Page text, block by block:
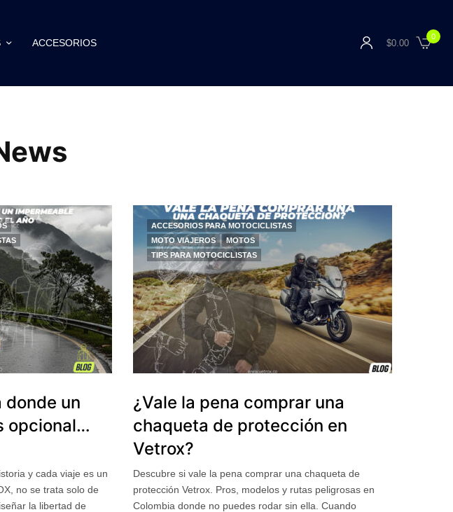
ACCESORIOS $0.00
0
donde un
opcional…
y cada viaje es un
no se trata solo de
la libertad de
ACCESORIOS PARA MOTOCICLISTAS
MOTO VIAJEROS
MOTOS
TIPS PARA MOTOCICLISTAS
¿Vale la pena comprar una
chaqueta de protección en
Vetrox?
Descubre si vale la pena comprar una chaqueta de
protección Vetrox. Pros, modelos y rutas peligrosas en
Colombia donde no puedes rodar sin ella. Cuando